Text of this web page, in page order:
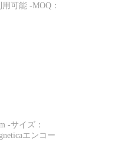
可能 -MOQ：
-サイズ：
エンコー